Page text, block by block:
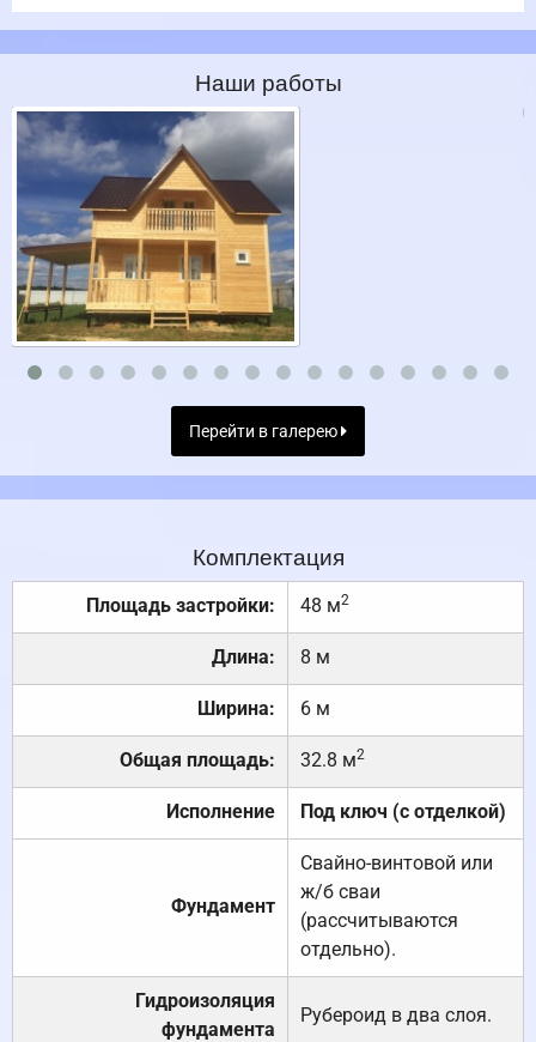
Наши работы
Перейти в галерею
Комплектация
Площадь застройки: 48 м2
Длина: 8 м
Ширина: 6 м
Общая площадь: 32.8 м2
Исполнение Под ключ (с отделкой)
Фундамент
Свайно-винтовой или
ж/б сваи
(рассчитываются
отдельно).
Гидроизоляция
фундамента
Рубероид в два слоя.